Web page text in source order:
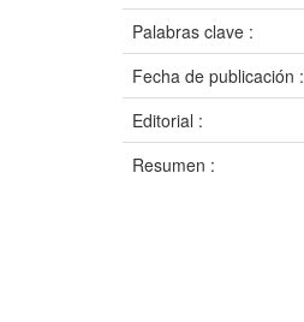
Palabras clave :
Fecha de publicación :
Editorial :
Resumen :